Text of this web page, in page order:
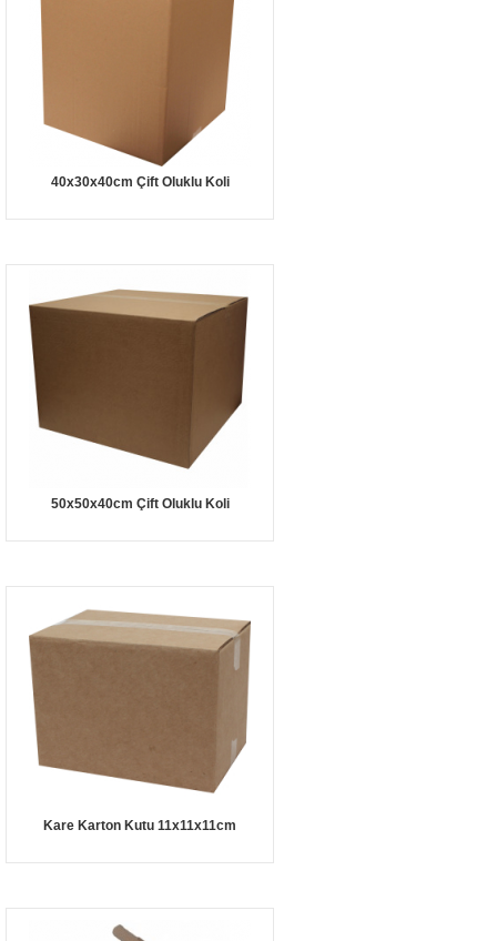
40x30x40cm Çift Oluklu Koli
50x50x40cm Çift Oluklu Koli
Kare Karton Kutu 11x11x11cm